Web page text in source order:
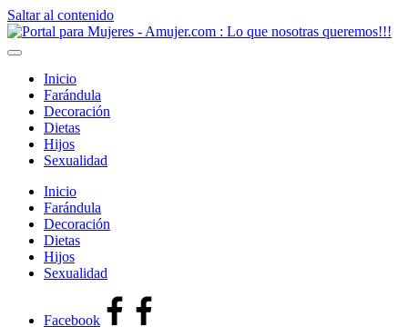
Saltar al contenido
Inicio
Farándula
Decoración
Dietas
Hijos
Sexualidad
Inicio
Farándula
Decoración
Dietas
Hijos
Sexualidad
Facebook